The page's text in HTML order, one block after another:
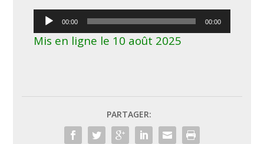
Lecteur
audio
00:00 00:00
Mis en ligne le 10 août 2025
PARTAGER: